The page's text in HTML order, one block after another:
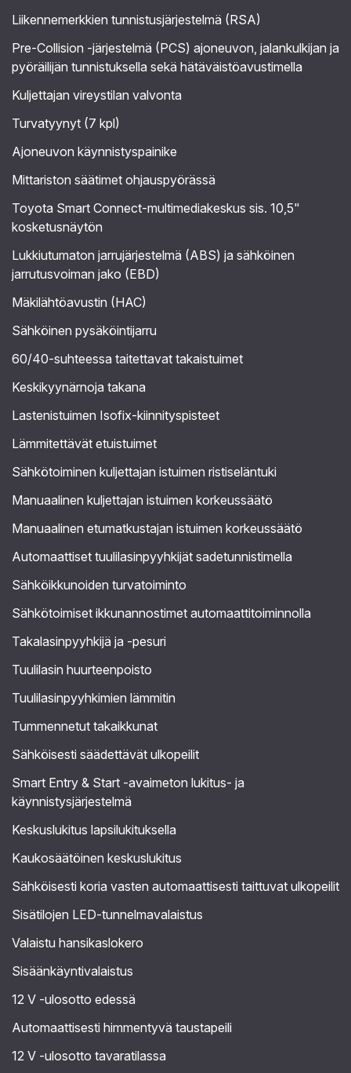
Liikennemerkkien tunnistusjärjestelmä (RSA)
Pre-Collision -järjestelmä (PCS) ajoneuvon, jalankulkijan ja
pyöräilijän tunnistuksella sekä hätäväistöavustimella
Kuljettajan vireystilan valvonta
Turvatyynyt (7 kpl)
Ajoneuvon käynnistyspainike
Mittariston säätimet ohjauspyörässä
Toyota Smart Connect-multimediakeskus sis. 10,5"
kosketusnäytön
Lukkiutumaton jarrujärjestelmä (ABS) ja sähköinen
jarrutusvoiman jako (EBD)
Mäkilähtöavustin (HAC)
Sähköinen pysäköintijarru
60/40-suhteessa taitettavat takaistuimet
Keskikyynärnoja takana
Lastenistuimen Isofix-kiinnityspisteet
Lämmitettävät etuistuimet
Sähkötoiminen kuljettajan istuimen ristiseläntuki
Manuaalinen kuljettajan istuimen korkeussäätö
Manuaalinen etumatkustajan istuimen korkeussäätö
Automaattiset tuulilasinpyyhkijät sadetunnistimella
Sähköikkunoiden turvatoiminto
Sähkötoimiset ikkunannostimet automaattitoiminnolla
Takalasinpyyhkijä ja -pesuri
Tuulilasin huurteenpoisto
Tuulilasinpyyhkimien lämmitin
Tummennetut takaikkunat
Sähköisesti säädettävät ulkopeilit
Smart Entry & Start -avaimeton lukitus- ja
käynnistysjärjestelmä
Keskuslukitus lapsilukituksella
Kaukosäätöinen keskuslukitus
Sähköisesti koria vasten automaattisesti taittuvat ulkopeilit
Sisätilojen LED-tunnelmavalaistus
Valaistu hansikaslokero
Sisäänkäyntivalaistus
12 V -ulosotto edessä
Automaattisesti himmentyvä taustapeili
12 V -ulosotto tavaratilassa